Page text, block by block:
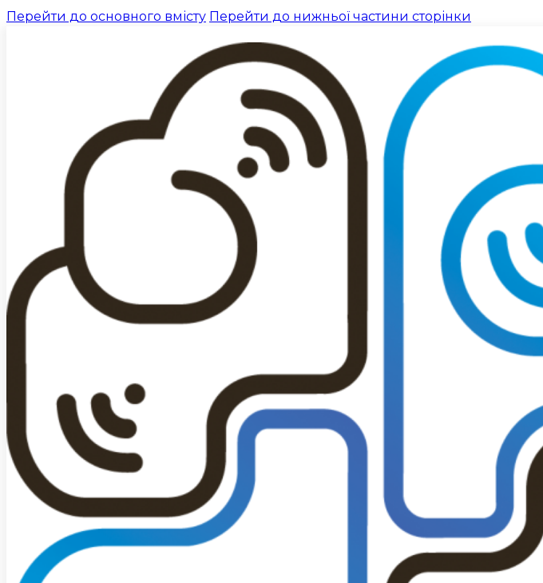
Перейти до основного вмісту Перейти до нижньої частини сторінки